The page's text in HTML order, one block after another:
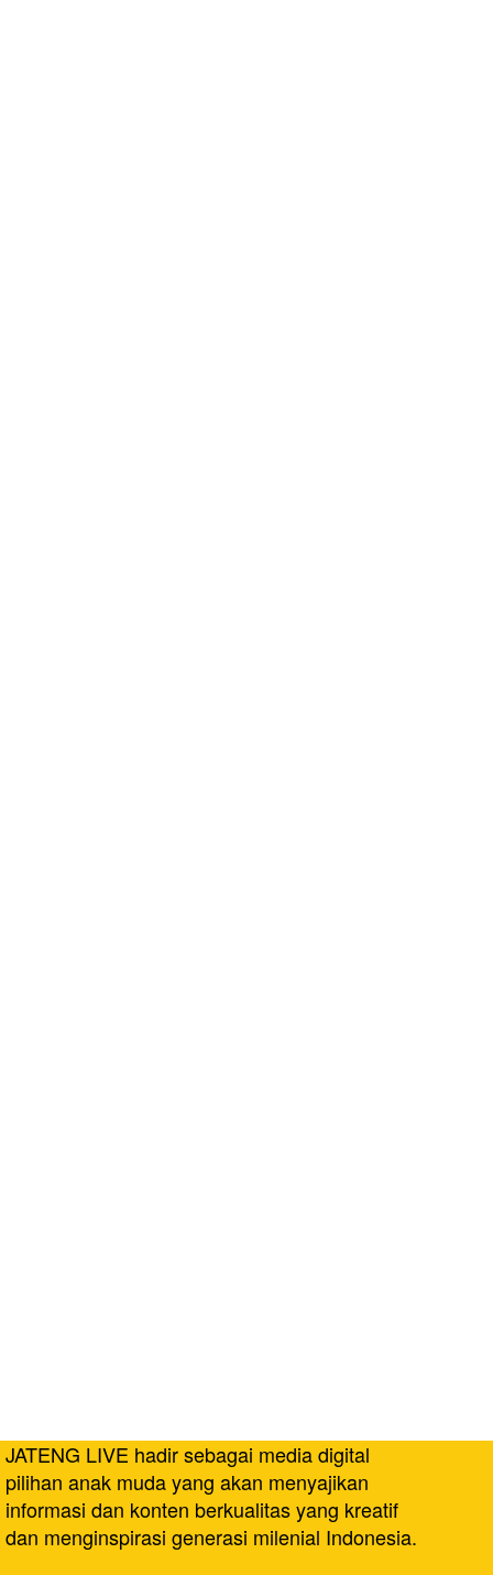
JATENG LIVE hadir sebagai media digital
pilihan anak muda yang akan menyajikan
informasi dan konten berkualitas yang kreatif
dan menginspirasi generasi milenial Indonesia.